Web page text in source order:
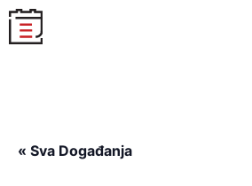
Skip
to
« Sva Događanja